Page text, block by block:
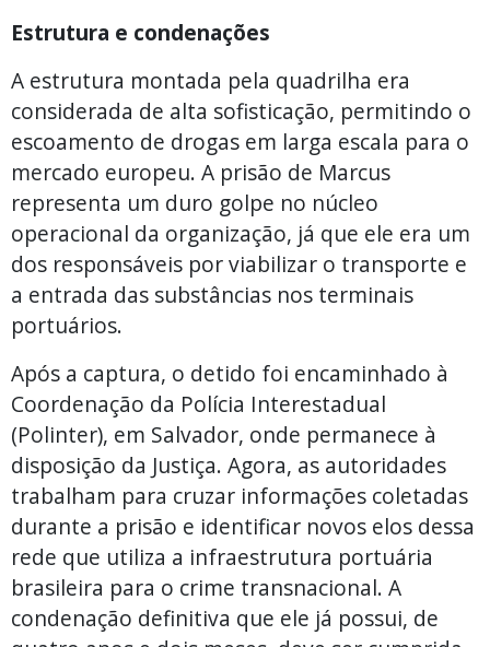
Estrutura e condenações
A estrutura montada pela quadrilha era
considerada de alta sofisticação, permitindo o
escoamento de drogas em larga escala para o
mercado europeu. A prisão de Marcus
representa um duro golpe no núcleo
operacional da organização, já que ele era um
dos responsáveis por viabilizar o transporte e
a entrada das substâncias nos terminais
portuários.
Após a captura, o detido foi encaminhado à
Coordenação da Polícia Interestadual
(Polinter), em Salvador, onde permanece à
disposição da Justiça. Agora, as autoridades
trabalham para cruzar informações coletadas
durante a prisão e identificar novos elos dessa
rede que utiliza a infraestrutura portuária
brasileira para o crime transnacional. A
condenação definitiva que ele já possui, de